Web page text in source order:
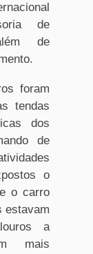
de
de
foram
tendas
dos
de
o
o carro
estavam
a
mais